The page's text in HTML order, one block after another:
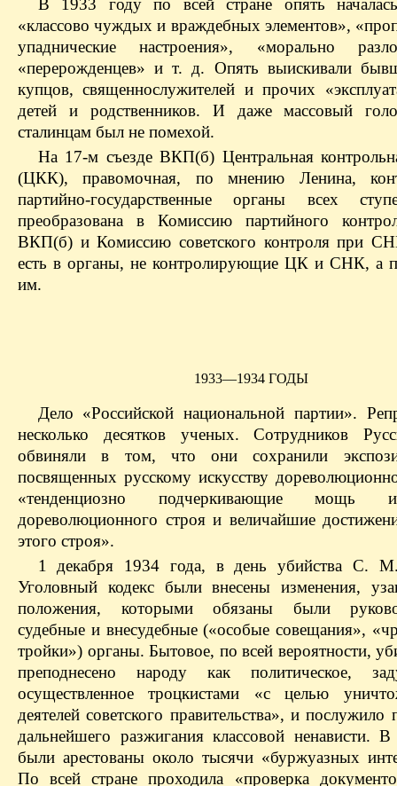
В 1933 году по всей стране опять
«классово чуждых и враждебных элементов»,
упаднические настроения», «морально
«перерожденцев» и т. д. Опять выискивали
купцов, священнослужителей и прочих
детей и родственников. И даже массовый
сталинцам был не помехой.
На 17‑м съезде ВКП(б) Центральная
(ЦКК), правомочная, по мнению Ленина,
партийно-государственные органы всех
преобразована в Комиссию партийного
ВКП(б) и Комиссию советского контроля при
есть в органы, не контролирующие ЦК и СНК, а
им.
1933—1934 ГОДЫ
Дело «Российской национальной партии».
несколько десятков ученых. Сотрудников
обвиняли в том, что они сохранили
посвященных русскому искусству
«тенденциозно подчеркивающие мощь
дореволюционного строя и величайшие
этого строя».
1 декабря 1934 года, в день убийства С.
Уголовный кодекс были внесены изменения,
положения, которыми обязаны были
судебные и внесудебные («особые совещания»,
тройки») органы. Бытовое, по всей вероятности,
преподнесено народу как политическое,
осуществленное троцкистами «с целью
деятелей советского правительства», и
дальнейшего разжигания классовой ненависти.
были арестованы около тысячи «буржуазных
По всей стране проходила «проверка